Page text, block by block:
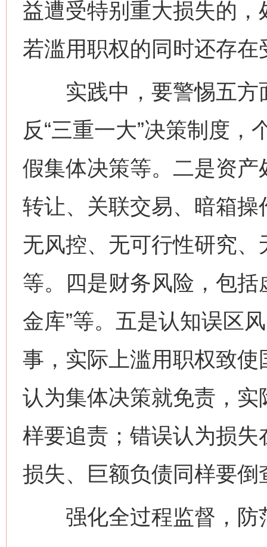
益遭受特别重大损失的
若滥用职权的同时还存
实践中，要警惕五方
反“三重一大”决策制度
假集体决策等。二是资
转让、关联交易、暗箱
无风控、无可行性研究
等。四是财务风险，包括
金库”等。五是认知误区
事，实际上滥用职权致
认为集体决策就免责，
样要追责；错误认为损
损失、巨额负债同样要倒
强化全过程监督，防